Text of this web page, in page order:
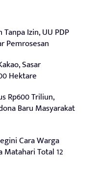
Izin, UU PDP
Pemrosesan
Sasar
Hektare
Rp600 Triliun,
Baru Masyarakat
Cara Warga
Total 12